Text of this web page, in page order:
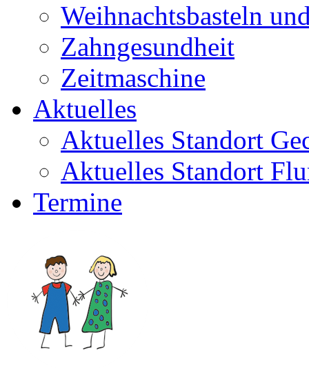
Weihnachtsbasteln
Zahngesundheit
Zeitmaschine
Aktuelles
Aktuelles Standort
Aktuelles Standort
Termine